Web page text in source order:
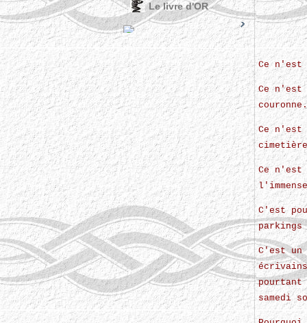
Le livre d'OR
© Free Joomla! 3 Modules- by
VinaGecko.com
Ce n'est
Ce
couronne.
Ce n'est
cimetière
Ce n'est
C'est
C'est un
pourtant
samedi